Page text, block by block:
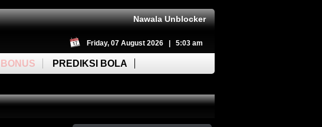
Nawala Unblocker
Friday, 07 August 2026 | 5:03 am
BONUS PREDIKSI BOLA